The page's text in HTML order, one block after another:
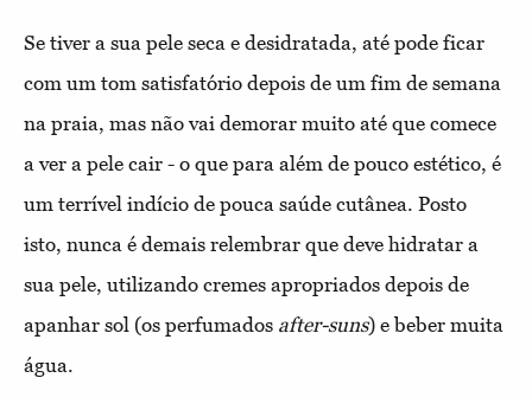
Se tiver a sua pele seca e desidratada, até pode ficar
com um tom satisfatório depois de um fim de semana
na praia, mas não vai demorar muito até que comece
a ver a pele cair - o que para além de pouco estético, é
um terrível indício de pouca saúde cutânea. Posto
isto, nunca é demais relembrar que deve hidratar a
sua pele, utilizando cremes apropriados depois de
apanhar sol (os perfumados after-suns) e beber muita
água.